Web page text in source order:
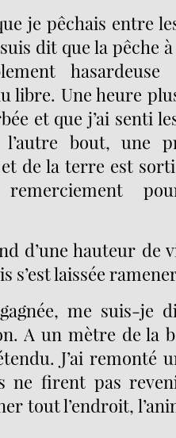
je pêchais entre
dit que la pêche
libre. Une heure
et que j’ai senti
bout, une
de la terre est
remerciement
d’une hauteur de
s’est laissée
me suis-je
A un mètre de la
J’ai remonté
ne firent pas
tout l’endroit,